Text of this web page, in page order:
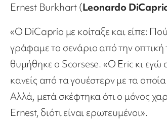
Ernest Burkhart (Leonardo
«Ο DiCaprio με κοίταξε και είπε:
γράφαμε το σενάριο από την
θυμήθηκε ο Scorsese. «Ο Eric κι εγώ
κανείς από τα γουέστερν με τα
Αλλά, μετά σκέφτηκα ότι ο μόνος
Ernest, διότι είναι ερωτευμένοι».